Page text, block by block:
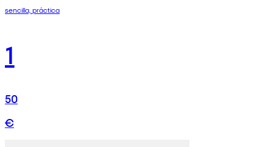
sencilla, práctica
1
50
€